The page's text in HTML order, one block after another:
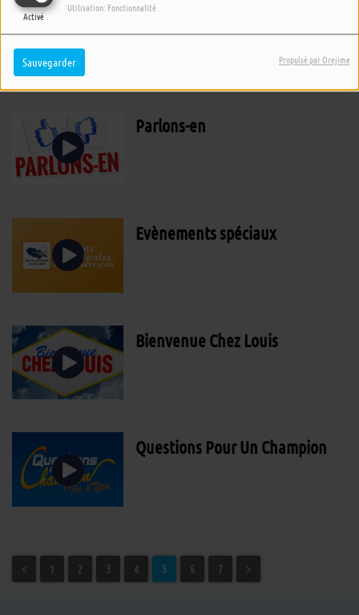
Activé
Utilisation: Fonctionnalité
Sauvegarder Propulsé par Orejime
Théo Politique 17/07/20 :
Démission du gouvernement
Parlons-en
Evènements spéciaux
Bienvenue Chez Louis
Questions Pour Un Champion
< 1 2 3 4 5 6 7 >